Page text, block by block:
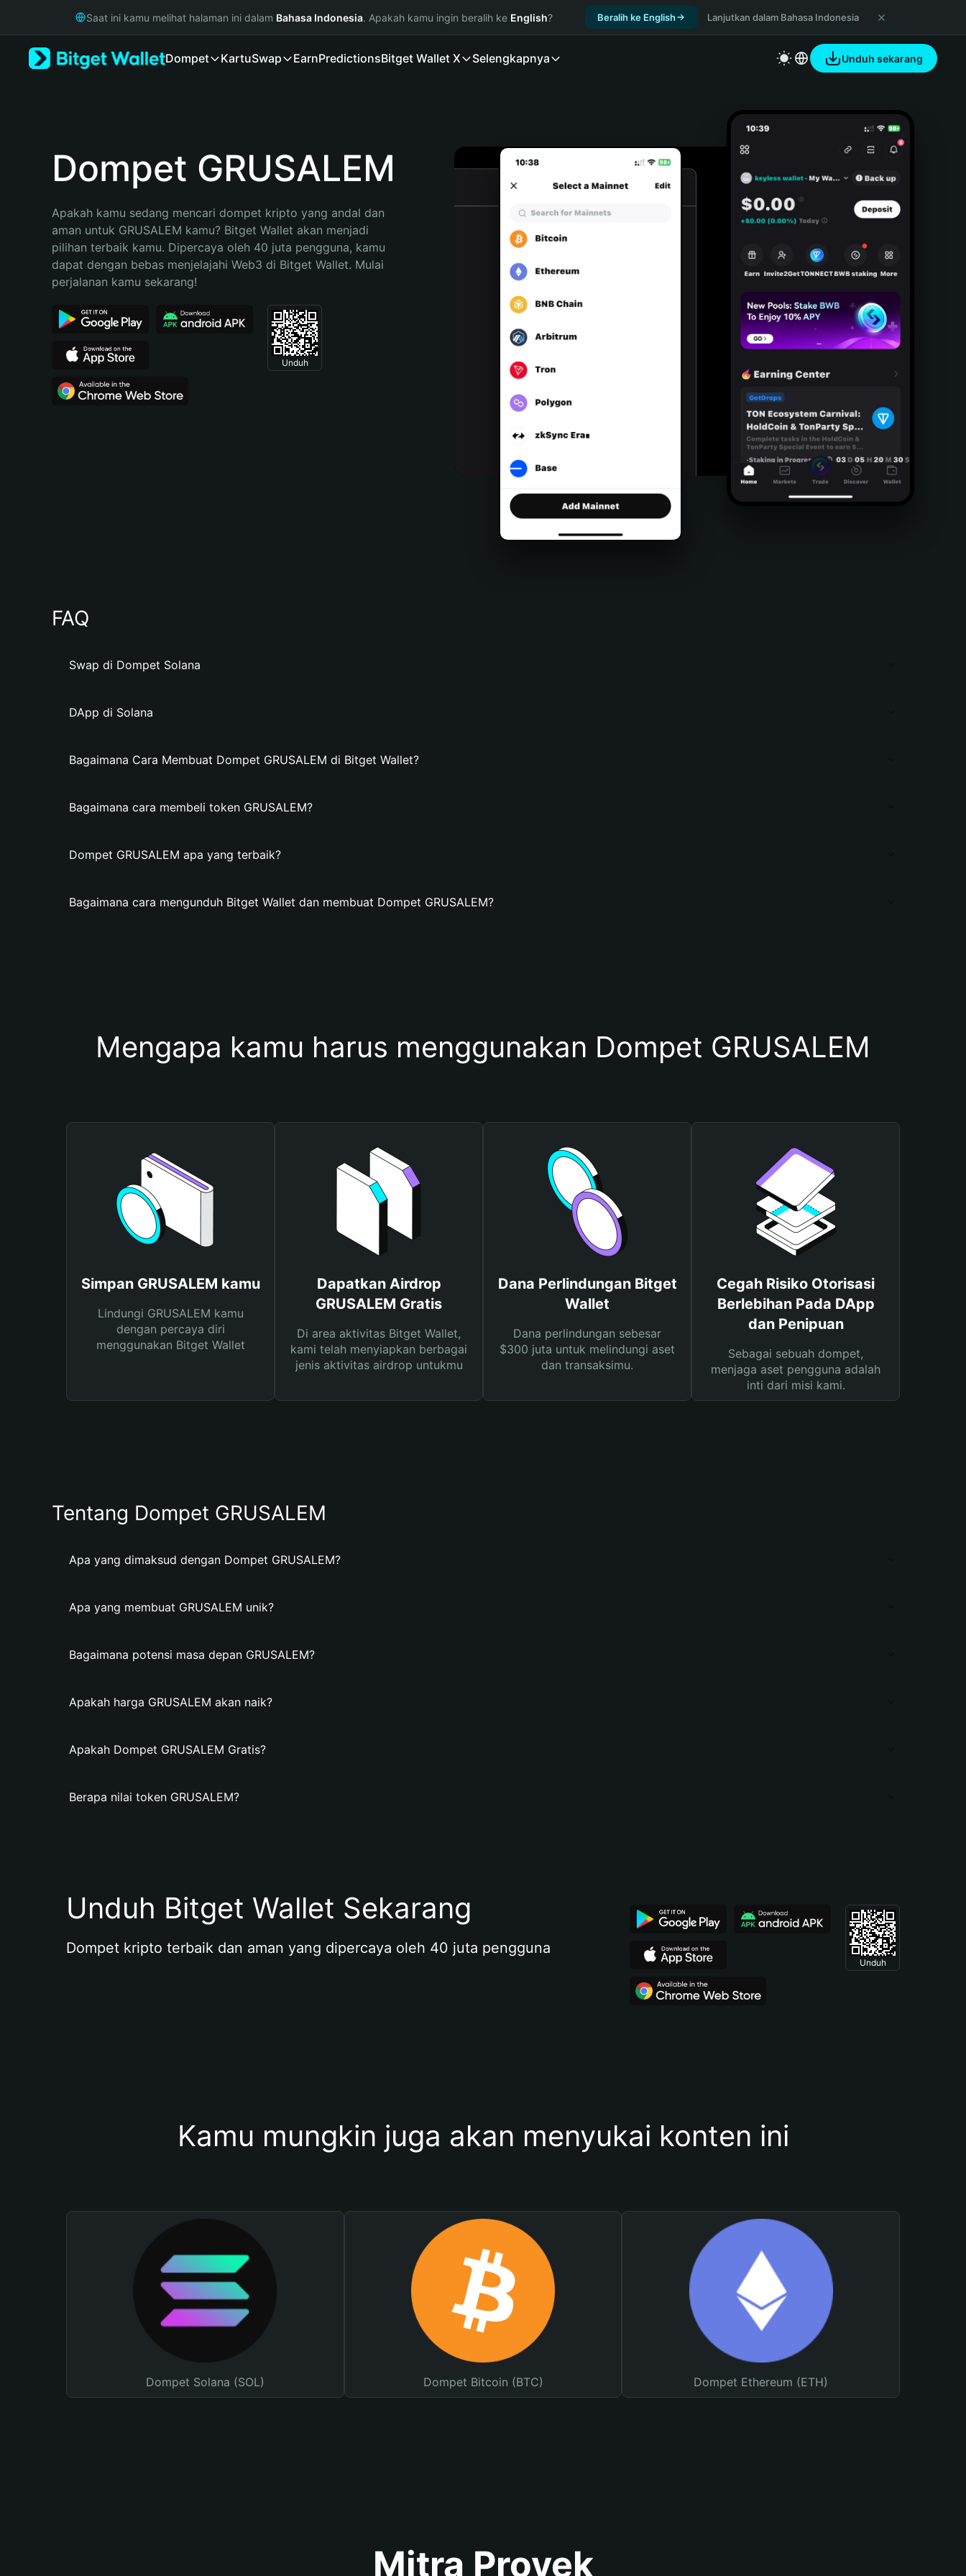
Русский
Bahasa Indonesia
Español (Argentina)
Saat ini kamu melihat halaman ini dalam Bahasa Indonesia. Apakah kamu ingin beralih ke English? Beralih ke English Lanjutkan dalam Bahasa Indonesia
Dompet KartuSwap EarnPredictionsBitget Wallet X Selengkapnya Unduh sekarang
Dompet GRUSALEM
Apakah kamu sedang mencari dompet kripto yang andal dan
aman untuk GRUSALEM kamu? Bitget Wallet akan menjadi
pilihan terbaik kamu. Dipercaya oleh 40 juta pengguna, kamu
dapat dengan bebas menjelajahi Web3 di Bitget Wallet. Mulai
perjalanan kamu sekarang!
Unduh
FAQ
Swap di Dompet Solana
DApp di Solana
Bagaimana Cara Membuat Dompet GRUSALEM di Bitget Wallet?
Bagaimana cara membeli token GRUSALEM?
Dompet GRUSALEM apa yang terbaik?
Bagaimana cara mengunduh Bitget Wallet dan membuat Dompet GRUSALEM?
Mengapa kamu harus menggunakan Dompet GRUSALEM
Simpan GRUSALEM kamu
Lindungi GRUSALEM kamu
dengan percaya diri
menggunakan Bitget Wallet
Dapatkan Airdrop
GRUSALEM Gratis
Di area aktivitas Bitget Wallet,
kami telah menyiapkan berbagai
jenis aktivitas airdrop untukmu
Dana Perlindungan Bitget
Wallet
Dana perlindungan sebesar
$300 juta untuk melindungi aset
dan transaksimu.
Cegah Risiko Otorisasi
Berlebihan Pada DApp
dan Penipuan
Sebagai sebuah dompet,
menjaga aset pengguna adalah
inti dari misi kami.
Tentang Dompet GRUSALEM
Apa yang dimaksud dengan Dompet GRUSALEM?
Apa yang membuat GRUSALEM unik?
Bagaimana potensi masa depan GRUSALEM?
Apakah harga GRUSALEM akan naik?
Apakah Dompet GRUSALEM Gratis?
Berapa nilai token GRUSALEM?
Unduh Bitget Wallet Sekarang
Dompet kripto terbaik dan aman yang dipercaya oleh 40 juta pengguna
Unduh
Kamu mungkin juga akan menyukai konten ini
Dompet Solana (SOL) Dompet Bitcoin (BTC) Dompet Ethereum (ETH)
Mitra Proyek